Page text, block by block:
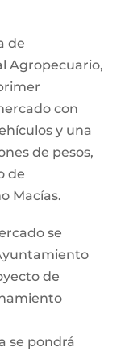
de
Agropecuario,
con
y una
de pesos,
de
Macías.
se
de
se pondrá